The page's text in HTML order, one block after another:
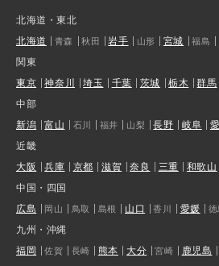
北海道・東北
北海道
青森 秋田 岩手 山形 宮城 福島
関東
東京
神奈川 埼玉 千葉 茨城 栃木
群馬
中部
新潟
富山 石川 福井 山梨 長野 岐阜
近畿
大阪
兵庫 京都 滋賀 奈良 三重
和歌山
中国・四国
広島
岡山 鳥取 島根 山口 香川 愛媛 徳
九州・沖縄
福岡
佐賀 長崎 熊本 大分 宮崎 鹿児島